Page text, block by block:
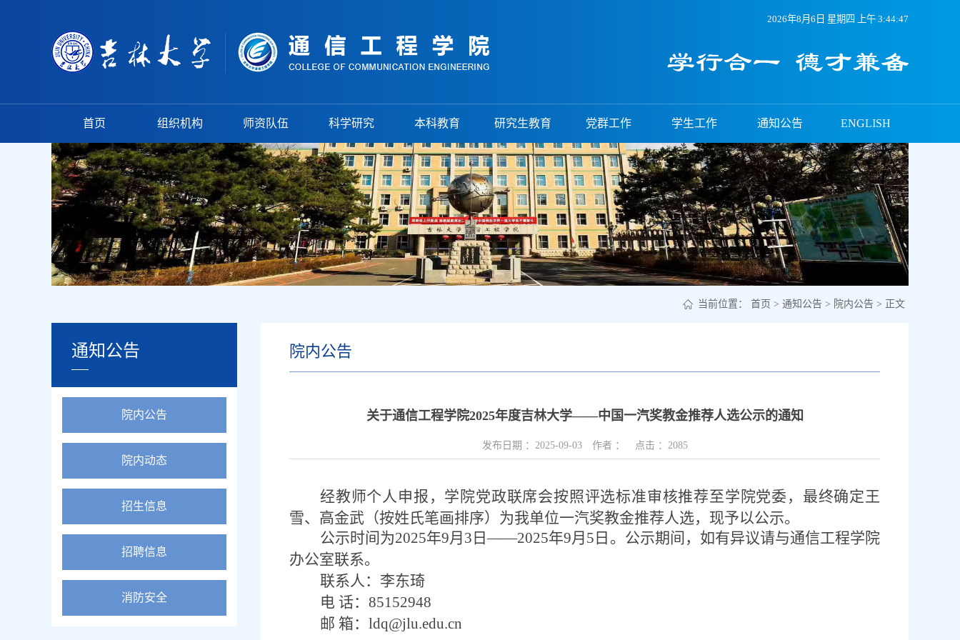
2026年8月6日 星期四 上午 3:44:47
首页 组织机构 师资队伍 科学研究 本科教育 研究生教育 党群工作 学生工作 通知公告 ENGLISH
当前位置： 首页 > 通知公告 > 院内公告 > 正文
通知公告
院内公告
院内动态
招生信息
招聘信息
消防安全
院内公告
关于通信工程学院2025年度吉林大学——中国一汽奖教金推荐人选公示的通知
发布日期 ： 2025-09-03 作者 ： 点击 ： 2085
经教师个人申报，学院党政联席会按照评选标准审核推荐至学院党委，最终确定王
雪、高金武（按姓氏笔画排序）为我单位一汽奖教金推荐人选，现予以公示。
公示时间为2025年9月 3 日——2025年9月 5 日。公示期间，如有异议请与通信工程学院
办公室联系。
联系人：李东琦
电 话： 85152948
邮 箱： ldq@jlu.edu.cn